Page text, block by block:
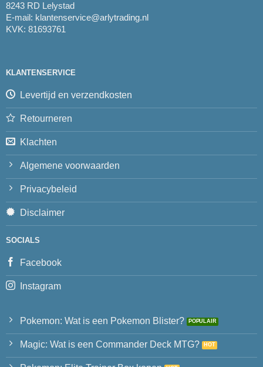
8243 RD Lelystad
E-mail: klantenservice@arlytrading.nl
KVK: 81693761
KLANTENSERVICE
Levertijd en verzendkosten
Retourneren
Klachten
Algemene voorwaarden
Privacybeleid
Disclaimer
SOCIALS
Facebook
Instagram
Pokemon: Wat is een Pokemon Blister?
Magic: Wat is een Commander Deck MTG?